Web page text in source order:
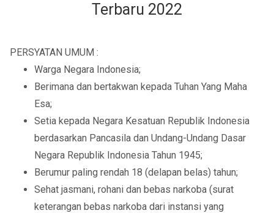
Terbaru 2022
PERSYATAN UMUM :
Warga Negara Indonesia;
Berimana dan bertakwan kepada Tuhan Yang Maha
Esa;
Setia kepada Negara Kesatuan Republik Indonesia
berdasarkan Pancasila dan Undang-Undang Dasar
Negara Republik Indonesia Tahun 1945;
Berumur paling rendah 18 (delapan belas) tahun;
Sehat jasmani, rohani dan bebas narkoba (surat
keterangan bebas narkoba dari instansi yang